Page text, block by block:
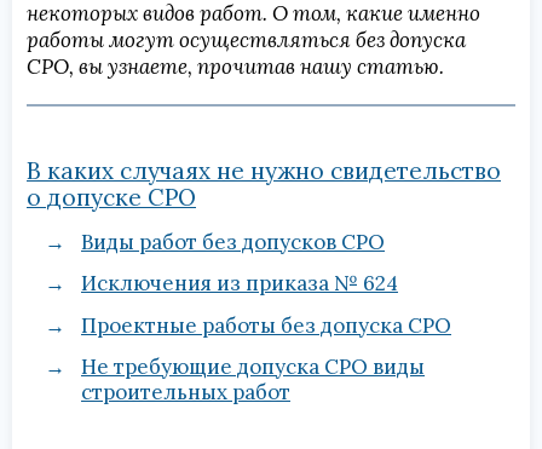
некоторых видов работ. О том, какие именно
работы могут осуществляться без допуска
СРО, вы узнаете, прочитав нашу статью.
В каких случаях не нужно свидетельство
о допуске СРО
Виды работ без допусков СРО
Исключения из приказа № 624
Проектные работы без допуска СРО
Не требующие допуска СРО виды
строительных работ